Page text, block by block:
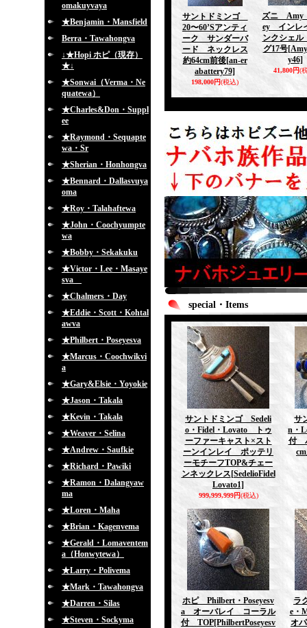
omakuyvaya
★Benjamin・Mansfield
Berra・Tawahongva
↓★Hopi ホピ（現存）
★↓
★Sonwai（Verma・Ne
quatewa）
★Charles&Don・Suppl
ee
★Raymond・Sequapte
wa・Sr
★Sherian・Honhongva
★Bennard・Dallasvuya
oma
★Roy・Talahaftewa
★John・Coochyumpte
wa
★Bobby・Sekakuku
★Victor・Lee・Masaye
sva
★Chalmers・Day
★Eddie・Scott・Kohtal
awva
★Philbert・Poseyesva
★Marcus・Coochwikvi
a
★Gary&Elsie・Yoyokie
★Jason・Takala
★Kevin・Takala
★Weaver・Selina
★Andrew・Saufkie
★Richard・Pawiki
★Ramon・Dalangyaw
ma
★Loren・Maha
★Brian・Kagenvema
★Gerald・Lomaventem
a（Honwytewa）
★Larry・Polivema
★Mark・Tawahongva
★Darren・Silas
★Steven・Sockyma
サントドミンゴ
20〜60’Sアンティ
ーク サンダーバ
ード ネックレス
約64cm前後[an-er
abattery79]
198,000円(税込)
ズニ Amy
ey インレ
ンクシェ
グ17号
y46]
41,800円(
special・Items
サントドミンゴ Sedeli
o・Fidel・Lovato トゥ
ーファーキャスト×スト
ーンインレイ ポッテリ
ーモチーフTOP&チェー
ンネックレス [SedelioFidel
Lovato1]
999,999,999円(税込)
サ
n・
付
ホピ Philbert・Poseyesv
a オーバレイ コーラル
付 TOP[PhilbertPoseyesv
ラ
e・
オ